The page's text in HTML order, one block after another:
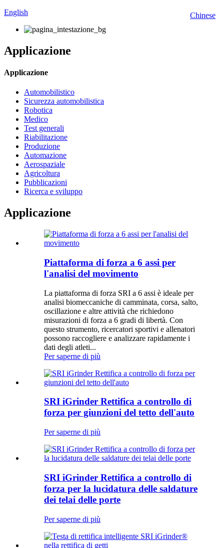
Chinese
English
Applicazione
Applicazione
Automobilistico
Sicurezza automobilistica
Robotica
Medico
Test generali
Riabilitazione
Produzione
Automazione
Aerospaziale
Agricoltura
Pubblicazioni
Ricerca e sviluppo
Applicazione
Piattaforma di forza a 6 assi per
l'analisi del movimento
La piattaforma di forza SRI a 6 assi è ideale per
analisi biomeccaniche di camminata, corsa, salto,
oscillazione e altre attività che richiedono
misurazioni di forza a 6 gradi di libertà. Con
questo strumento, ricercatori sportivi e allenatori
possono raccogliere e analizzare rapidamente i
dati degli atleti...
Per saperne di più
SRI iGrinder Rettifica a controllo di
forza per giunzioni del tetto dell'auto
Per saperne di più
SRI iGrinder Rettifica a controllo di
forza per la lucidatura delle saldature
dei telai delle porte
Per saperne di più